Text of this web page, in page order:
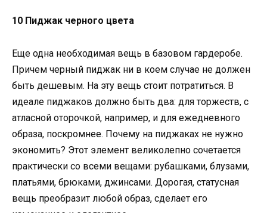
10 Пиджак черного цвета
Еще одна необходимая вещь в базовом гардеробе.
Причем черный пиджак ни в коем случае не должен
быть дешевым. На эту вещь стоит потратиться. В
идеале пиджаков должно быть два: для торжеств, с
атласной оторочкой, например, и для ежедневного
образа, поскромнее. Почему на пиджаках не нужно
экономить? Этот элемент великолепно сочетается
практически со всеми вещами: рубашками, блузами,
платьями, брюками, джинсами. Дорогая, статусная
вещь преобразит любой образ, сделает его